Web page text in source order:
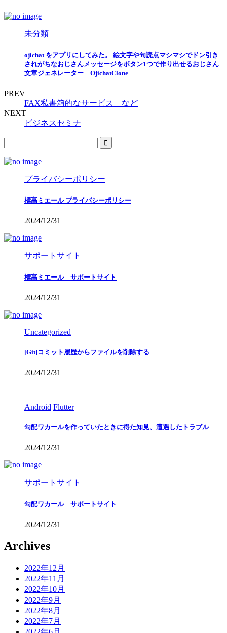
未分類
ojichat をアプリにしてみた。 絵文字や句読点マシマシでドン引き
されがちなおじさんメッセージをボタン1つで作り出せるおじさん
文章ジェネレーター OjichatClone
PREV
FAX私書箱的なサービス など
NEXT
ビジネスセミナ
プライバシーポリシー
標高ミエール プライバシーポリシー
2024/12/31
サポートサイト
標高ミエール サポートサイト
2024/12/31
Uncategorized
[Git]コミット履歴からファイルを削除する
2024/12/31
Android Flutter
勾配ワカールを作っていたときに得た知見、遭遇したトラブル
2024/12/31
サポートサイト
勾配ワカール サポートサイト
2024/12/31
Archives
2022年12月
2022年11月
2022年10月
2022年9月
2022年8月
2022年7月